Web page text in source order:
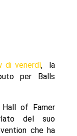
di venerdì, la
per Balls
Hall of Famer
del suo
che ha